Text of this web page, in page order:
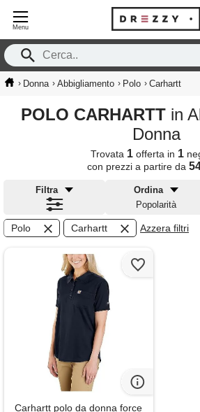
Menu
› Donna › Abbigliamento › Polo › Carhartt
POLO CARHARTT in
Donna
Trovata 1 offerta in 1
con prezzi a partire da
Filtra
Ordina
Popolarità
Polo Carhartt Azzera filtri
Carhartt polo da donna force